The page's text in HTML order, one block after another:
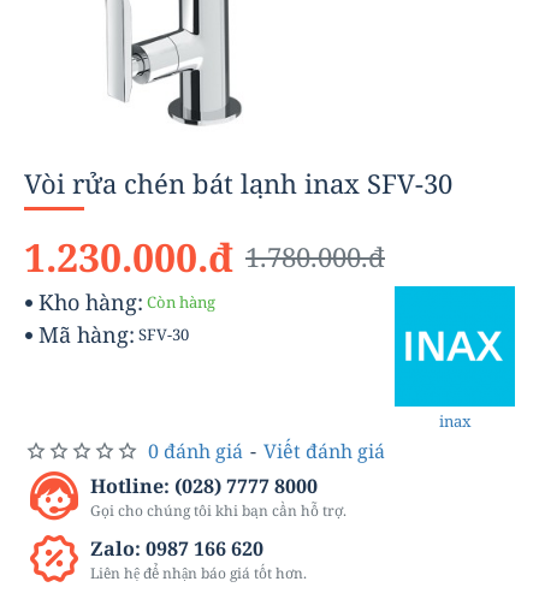
Vòi rửa chén bát lạnh inax SFV-30
Kho hàng: Còn hàng
Mã hàng: SFV-30
inax
0 đánh giá - Viết đánh giá
1.230.000.đ 1.780.000.đ
Hotline: (028) 7777 8000
Gọi cho chúng tôi khi bạn cần hỗ trợ.
Zalo: 0987 166 620
Liên hệ để nhận báo giá tốt hơn.